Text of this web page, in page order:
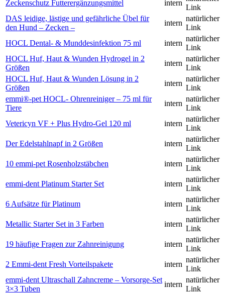
Zeckenschutz Futterergänzungsmittel
intern
Link
DAS leidige, lästige und gefährliche Übel für
den Hund – Zecken –
intern
natürlicher
Link
HOCL Dental- & Munddesinfektion 75 ml
intern
natürlicher
Link
HOCL Huf, Haut & Wunden Hydrogel in 2
Größen
intern
natürlicher
Link
HOCL Huf, Haut & Wunden Lösung in 2
Größen
intern
natürlicher
Link
emmi®-pet HOCL- Ohrenreiniger – 75 ml für
Tiere
intern
natürlicher
Link
Vetericyn VF + Plus Hydro-Gel 120 ml
intern
natürlicher
Link
Der Edelstahlnapf in 2 Größen
intern
natürlicher
Link
10 emmi-pet Rosenholzstäbchen
intern
natürlicher
Link
emmi-dent Platinum Starter Set
intern
natürlicher
Link
6 Aufsätze für Platinum
intern
natürlicher
Link
Metallic Starter Set in 3 Farben
intern
natürlicher
Link
19 häufige Fragen zur Zahnreinigung
intern
natürlicher
Link
2 Emmi-dent Fresh Vorteilspakete
intern
natürlicher
Link
emmi-dent Ultraschall Zahncreme – Vorsorge-Set
3×3 Tuben
intern
natürlicher
Link